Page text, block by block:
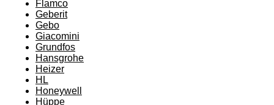
Flamco
Geberit
Gebo
Giacomini
Grundfos
Hansgrohe
Heizer
HL
Honeywell
Hüppe